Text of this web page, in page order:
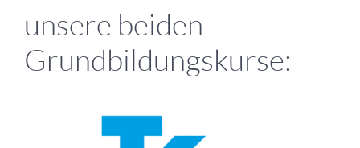
unsere beiden
Grundbildungskurse: